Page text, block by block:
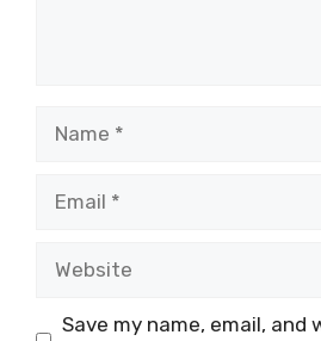
Save my name, email, and